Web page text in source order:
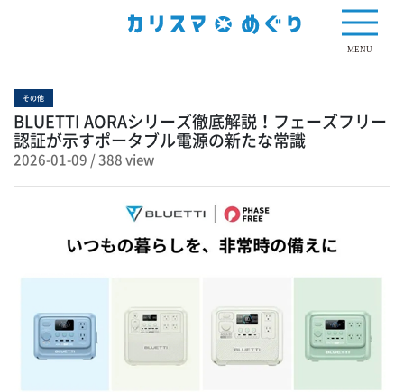
MENU
その他
BLUETTI AORAシリーズ徹底解説！フェーズフリー
認証が示すポータブル電源の新たな常識
2026-01-09 /388 view